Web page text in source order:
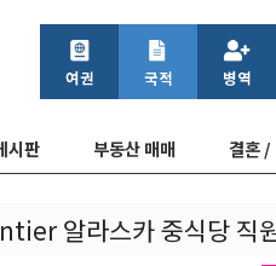
시판 부동산 매매 결혼 /
알라스카 중식당 직